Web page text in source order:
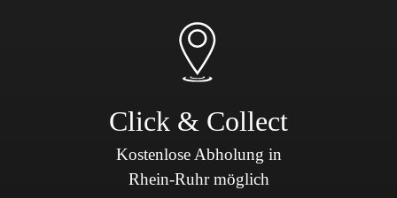
Click & Collect
Kostenlose Abholung in
Rhein-Ruhr möglich